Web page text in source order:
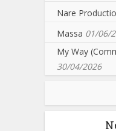
Nare
Massa 01/06/
My Way
30/04/2026